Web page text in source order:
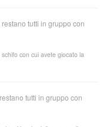
tutti in gruppo con
con cui avete giocato la
tutti in gruppo con